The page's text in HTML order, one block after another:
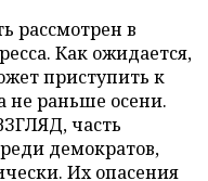
рассмотрен в
Как ожидается,
приступить к
не раньше осени.
часть
демократов,
Их опасения